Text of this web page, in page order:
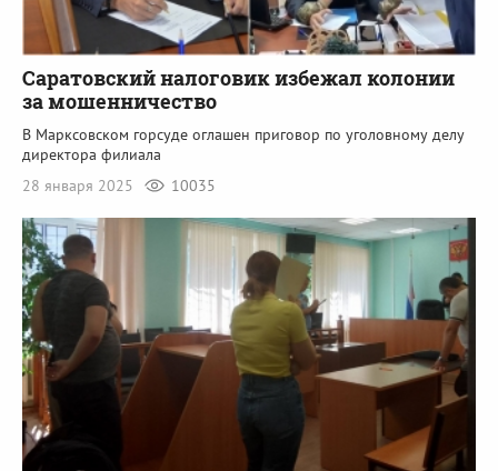
Саратовский налоговик избежал колонии
за мошенничество
В Марксовском горсуде оглашен приговор по уголовному делу
директора филиала
28 января 2025
10035